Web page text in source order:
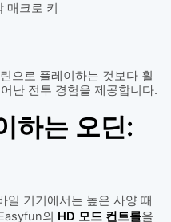
매크로 키
으로 플레이하는 것보다 훨
난 전투 경험을 제공합니다.
하는 오딘:
일 기기에서는 높은 사양 때
의 HD 모드 컨트롤을